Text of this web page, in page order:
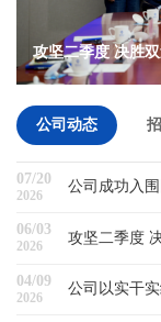
公司动态
07/20
2026
公司成功入
06/03
2026
04/09
2026
公司以实干